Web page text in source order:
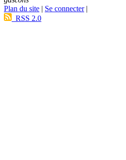
Plan du site | Se connecter|
RSS 2.0